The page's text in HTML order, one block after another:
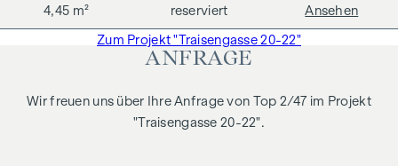
4,45 m²
reserviert Ansehen
Zum Projekt "Traisengasse 20-22"
ANFRAGE
Wir freuen uns über Ihre Anfrage von Top 2/47 im Projekt
"Traisengasse 20-22".